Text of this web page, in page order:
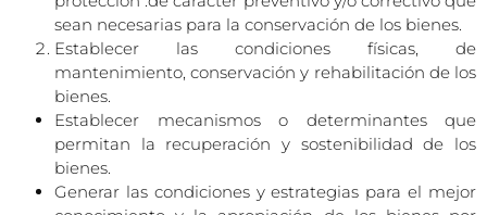
sean necesarias para la conservación de los bienes.
Establecer las condiciones físicas, de
mantenimiento, conservación y rehabilitación de los
bienes.
Establecer mecanismos o determinantes que
permitan la recuperación y sostenibilidad de los
bienes.
Generar las condiciones y estrategias para el mejor